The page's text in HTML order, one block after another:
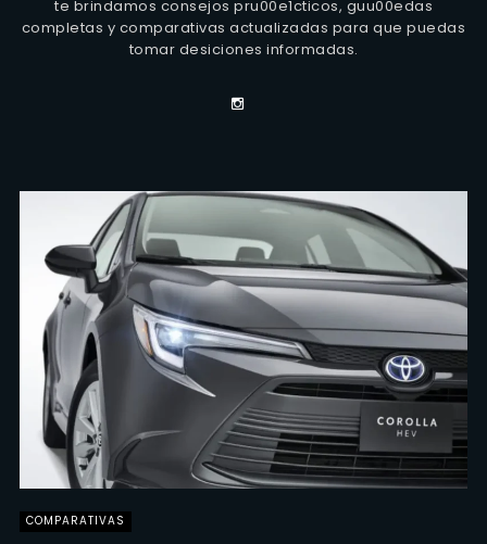
te brindamos consejos pru00e1cticos, guu00edas
completas y comparativas actualizadas para que puedas
tomar desiciones informadas.
COMPARATIVAS